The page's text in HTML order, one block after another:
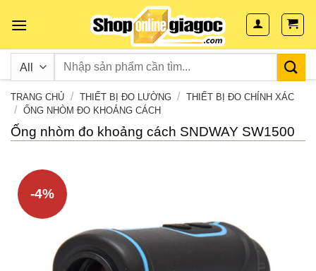
TRANG CHỦ / THIẾT BỊ ĐO LƯỜNG / THIẾT BỊ ĐO CHÍNH XÁC
/ ỐNG NHÒM ĐO KHOẢNG CÁCH
Ống nhòm đo khoảng cách SNDWAY SW1500
-4%